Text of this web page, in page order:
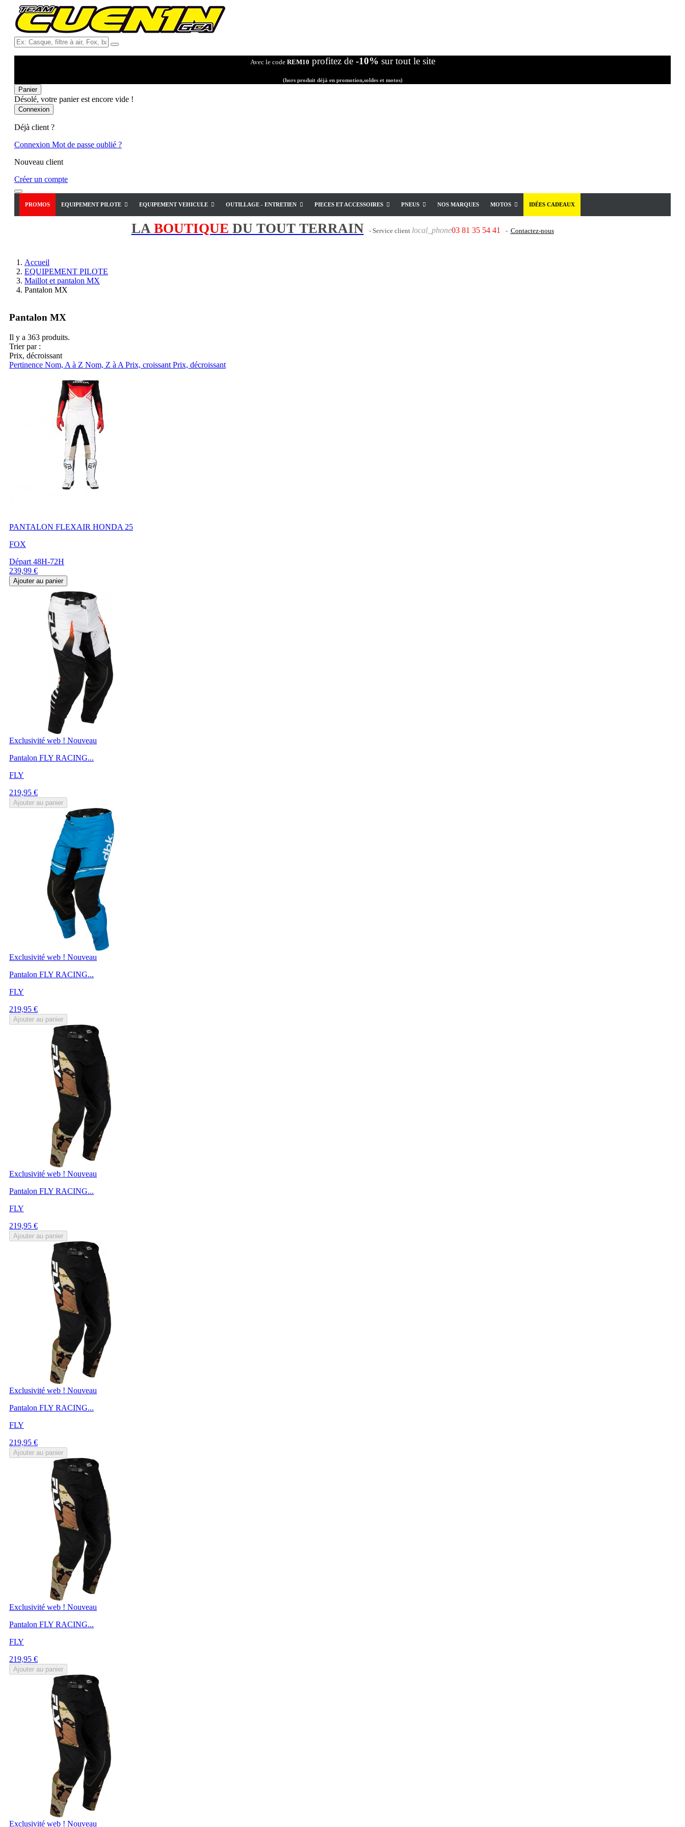
Ex:
Casque,
Fox,
...
Avec le code REM10 profitez de -10% sur tout le site
(hors produit déjà en promotion,soldes et motos)
Panier
Désolé, votre panier est encore vide !
Connexion
Déjà client ?
Connexion Mot de passe oublié ?
Nouveau client
Créer un compte
PROMOS EQUIPEMENT PILOTE EQUIPEMENT VEHICULE OUTILLAGE - ENTRETIEN PIECES ET ACCESSOIRES PNEUS NOS MARQUES MOTOS IDÉES CADEAUX
LABOUTIQUE DU TOUT TERRAIN - Service client local_phone03 81 35 54 41 - Contactez-nous
Accueil
EQUIPEMENT PILOTE
Maillot et pantalon MX
Pantalon MX
Pantalon MX
Il y a 363 produits.
Trier par :
Prix, décroissant
Pertinence Nom, A à Z Nom, Z à A Prix, croissant Prix, décroissant
PANTALON FLEXAIR HONDA 25
FOX
Départ 48H-72H
Prix
239,99 €
Ajouter au panier
Exclusivité web ! Nouveau
Pantalon FLY RACING...
FLY
Prix
219,95 €
Ajouter au panier
Exclusivité web ! Nouveau
Pantalon FLY RACING...
FLY
Prix
219,95 €
Ajouter au panier
Exclusivité web ! Nouveau
Pantalon FLY RACING...
FLY
Prix
219,95 €
Ajouter au panier
Exclusivité web ! Nouveau
Pantalon FLY RACING...
FLY
Prix
219,95 €
Ajouter au panier
Exclusivité web ! Nouveau
Pantalon FLY RACING...
FLY
Prix
219,95 €
Ajouter au panier
Exclusivité web ! Nouveau